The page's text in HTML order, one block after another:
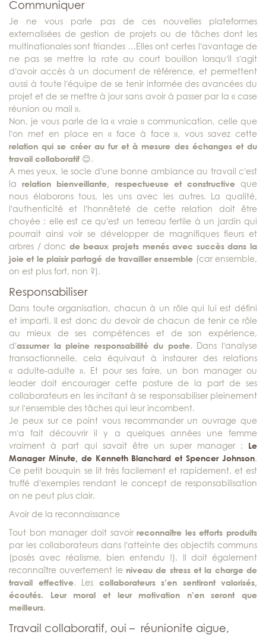
Communiquer
Je ne vous parle pas de ces nouvelles plateformes
externalisées de gestion de projets ou de tâches dont les
multinationales sont friandes …Elles ont certes l’avantage de
ne pas se mettre la rate au court bouillon lorsqu’il s’agit
d’avoir accès à un document de référence, et permettent
aussi à toute l’équipe de se tenir informée des avancées du
projet et de se mettre à jour sans avoir à passer par la « case
réunion ou mail ».
Non, je vous parle de la « vraie » communication, celle que
l’on met en place en « face à face », vous savez cette
relation qui se créer au fur et à mesure des échanges et du
travail collaboratif 😊.
A mes yeux, le socle d’une bonne ambiance au travail c’est
larelation bienveillante, respectueuse et constructiveque
nous élaborons tous, les uns avec les autres. La qualité,
l’authenticité et l’honnêteté de cette relation doit être
choyée : elle est ce qu’est un terreau fertile à un jardin qui
pourrait ainsi voir se développer de magnifiques fleurs et
arbres / donc de beaux projets menés avec succès dans la
joie et le plaisir partagé de travailler ensemble (car ensemble,
on est plus fort, non ?).
Responsabiliser
Dans toute organisation, chacun à un rôle qui lui est défini
et imparti. Il est donc du devoir de chacun de tenir ce rôle
au mieux de ses compétences et de son expérience,
d’assumer la pleine responsabilité du poste. Dans l’analyse
transactionnelle, cela équivaut à instaurer des relations
« adulte-adulte ». Et pour ses faire, un bon manager ou
leader doit encourager cette posture de la part de ses
collaborateurs en les incitant à se responsabiliser pleinement
sur l’ensemble des tâches qui leur incombent.
Je peux sur ce point vous recommander un ouvrage que
m’a fait découvrir il y a quelques années une femme
vraiment à part qui savait être un super manager : Le
Manager Minute, de Kenneth Blanchard et Spencer Johnson.
Ce petit bouquin se lit très facilement et rapidement, et est
truffé d’exemples rendant le concept de responsabilisation
on ne peut plus clair.
Avoir de la reconnaissance
Tout bon manager doit savoirreconnaître les efforts produits
par les collaborateurs dans l’atteinte des objectifs communs
(posés avec réalisme, bien entendu !). Il doit également
reconnaître ouvertement le niveau de stress et la charge de
travail effective. Les collaborateurs s’en sentiront valorisés,
écoutés. Leur moral et leur motivation n’en seront que
meilleurs.
Travail collaboratif, oui – réunionite aigue,